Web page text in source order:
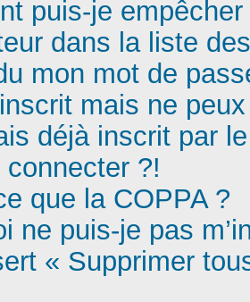
puis-je
dans la liste
mon mot de
mais ne
déjà inscrit par
?!
que la COPPA ?
ne puis-je pas
« Supprimer